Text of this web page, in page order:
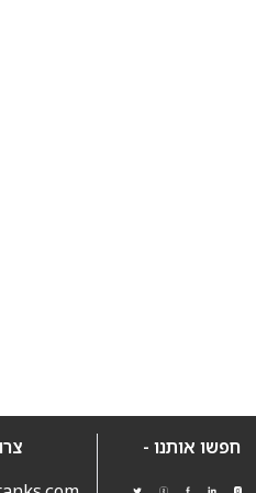
חפשו אותנו -